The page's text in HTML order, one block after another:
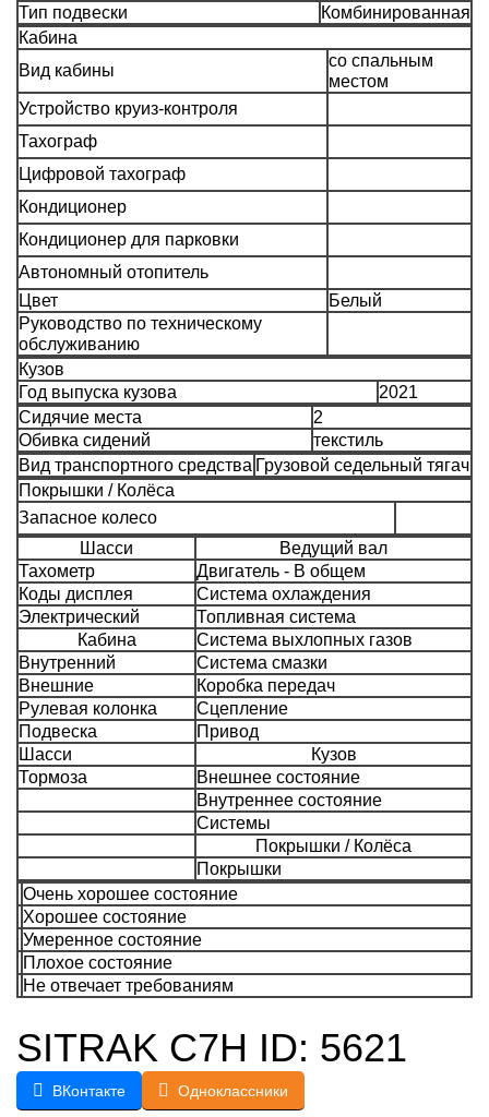
Тип подвески
Комбинированная
Кабина
Вид кабины
со спальным
местом
Устройство круиз-контроля
Тахограф
Цифровой тахограф
Кондиционер
Кондиционер для парковки
Автономный отопитель
Цвет
Белый
Руководство по техническому
обслуживанию
Кузов
Год выпуска кузова
2021
Сидячие места
2
Обивка сидений
текстиль
Вид транспортного средства Грузовой седельный тягач
Покрышки / Колёса
Запасное колесо
Шасси
Ведущий вал
Тахометр
Двигатель - В общем
Коды дисплея
Система охлаждения
Электрический
Топливная система
Кабина
Система выхлопных газов
Внутренний
Система смазки
Внешние
Коробка передач
Рулевая колонка
Сцепление
Подвеска
Привод
Шасси
Кузов
Тормоза
Внешнее состояние
Внутреннее состояние
Системы
Покрышки / Колёса
Покрышки
Очень хорошее состояние
Хорошее состояние
Умеренное состояние
Плохое состояние
Не отвечает требованиям
SITRAK C7H ID: 5621
ВКонтакте Одноклассники